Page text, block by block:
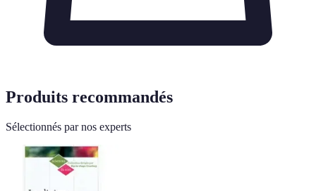
Produits recommandés
Sélectionnés par nos experts